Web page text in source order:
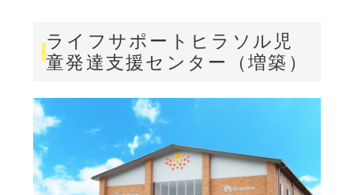
ライフサポートヒラソル児
童発達支援センター（増築）